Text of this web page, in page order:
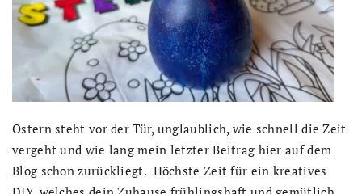
Ostern steht vor der Tür, unglaublich, wie schnell die Zeit
vergeht und wie lang mein letzter Beitrag hier auf dem
Blog schon zurückliegt. Höchste Zeit für ein kreatives